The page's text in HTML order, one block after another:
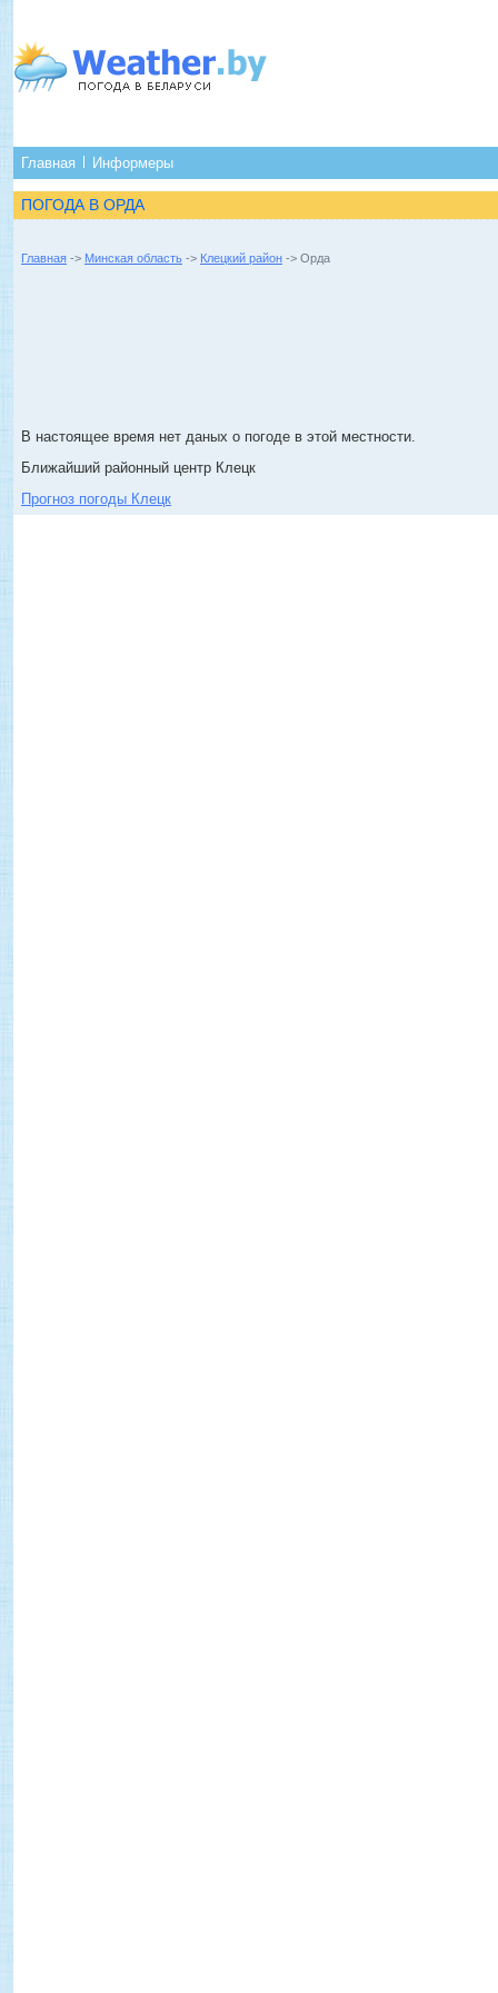
Главная Информеры
ПОГОДА В ОРДА
Главная -> Минская область -> Клецкий район -> Орда
В настоящее время нет даных о погоде в этой местности.
Ближайший районный центр Клецк
Прогноз погоды Клецк